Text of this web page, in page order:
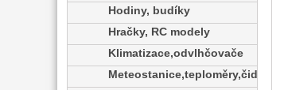
Hodiny, budíky
Hračky, RC modely
Klimatizace,odvlhčovače
Meteostanice,teploměry,čidla